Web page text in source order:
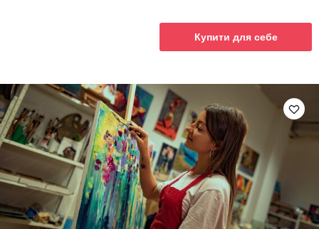
Купити для себе